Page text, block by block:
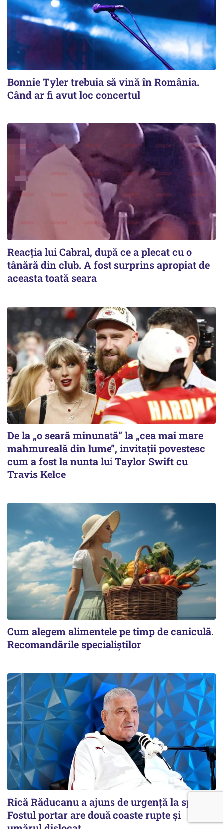
Bonnie Tyler trebuia să vină în România.
Când ar fi avut loc concertul
Reacția lui Cabral, după ce a plecat cu o
tânără din club. A fost surprins apropiat de
aceasta toată seara
De la „o seară minunată” la „cea mai mare
mahmureală din lume”, invitații povestesc
cum a fost la nunta lui Taylor Swift cu
Travis Kelce
Cum alegem alimentele pe timp de caniculă.
Recomandările specialiștilor
Rică Răducanu a ajuns de urgență la spital.
Fostul portar are două coaste rupte și